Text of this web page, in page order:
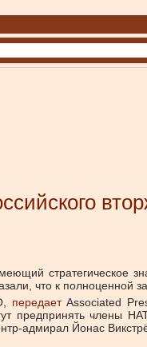
стратегическое
что к полноценной
передаетAssociated
предпринять члены
адмирал Йонас